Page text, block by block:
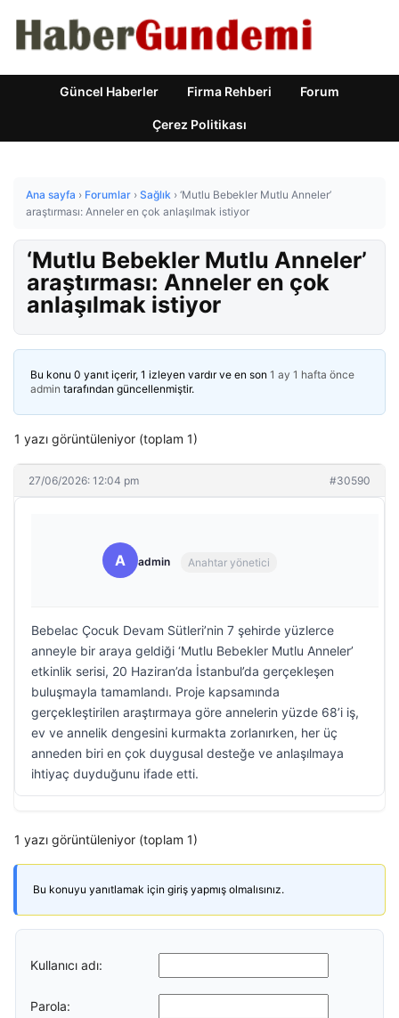
Güncel Haberler Firma Rehberi Forum
Çerez Politikası
Ana sayfa › Forumlar › Sağlık › ‘Mutlu Bebekler Mutlu Anneler’
araştırması: Anneler en çok anlaşılmak istiyor
‘Mutlu Bebekler Mutlu Anneler’
araştırması: Anneler en çok
anlaşılmak istiyor
Bu konu 0 yanıt içerir, 1 izleyen vardır ve en son 1 ay 1 hafta önce
admin tarafından güncellenmiştir.
1 yazı görüntüleniyor (toplam 1)
27/06/2026: 12:04 pm #30590
A admin Anahtar yönetici
Bebelac Çocuk Devam Sütleri’nin 7 şehirde yüzlerce
anneyle bir araya geldiği ‘Mutlu Bebekler Mutlu Anneler’
etkinlik serisi, 20 Haziran’da İstanbul’da gerçekleşen
buluşmayla tamamlandı. Proje kapsamında
gerçekleştirilen araştırmaya göre annelerin yüzde 68’i iş,
ev ve annelik dengesini kurmakta zorlanırken, her üç
anneden biri en çok duygusal desteğe ve anlaşılmaya
ihtiyaç duyduğunu ifade etti.
1 yazı görüntüleniyor (toplam 1)
Bu konuyu yanıtlamak için giriş yapmış olmalısınız.
Kullanıcı adı:
Parola: